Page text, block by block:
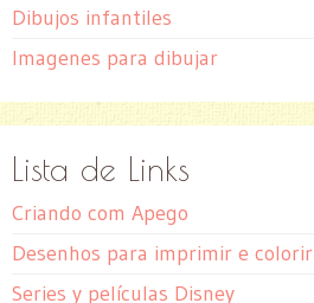
Dibujos infantiles
Imagenes para dibujar
Lista de Links
Criando com Apego
Desenhos para imprimir e colorir
Series y películas Disney